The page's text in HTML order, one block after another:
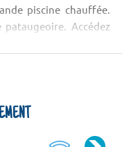
piscine chauffée.
Accédez
à la découverte des